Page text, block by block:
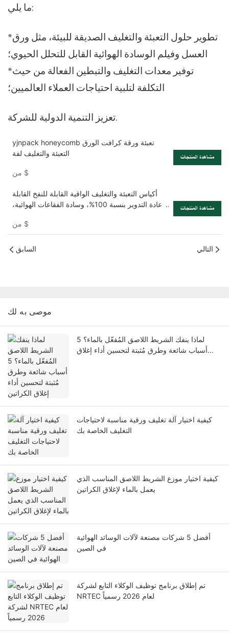
ما يلي:
*تطوير حلول التعبئة والتغليف الصديقة للبيئة، مثل ورق
العسل وفيلم الوسادة الهوائية القابل للتحلل الحيوي؛
*توفير معدات التغليف والتبطين الفعالة من حيث
التكلفة لتلبية احتياجات العملاء العالميين؛
تعزيز التنمية الدولية للشركة.
yjnpack honeycomb تعبئة ورقة كرافت الورق
التعبئة والتغليف لفة
$
مشاهدة المنتجات
أكياس التعبئة والتغليف الواقية القابلة للنفخ القابلة
لإعادة التدوير بنسبة 100%، وسادة الفقاعات الهوائية،
$
مشاهدة المنتجات
السابق التالي
موصى به لك
لماذا ينفك الشريط اللاصق المُفعّل بالماء؟ 5
أسباب شائعة وطرق مُثبتة لتحسين أداء إغلاق
كيفية اختيار آلة تغليف ورقية مناسبة لاحتياجات
التغليف الخاصة بك
كيفية اختيار موزع الشريط اللاصق المناسب الذي
يعمل بالماء لإغلاق الكراتين
أفضل 5 شركات مصنعة لآلات الوسائد الهوائية
في الصين
تم إطلاق برنامج توظيف الوكلاء التابع لشركة
NRTEC لعام 2026 رسمياً